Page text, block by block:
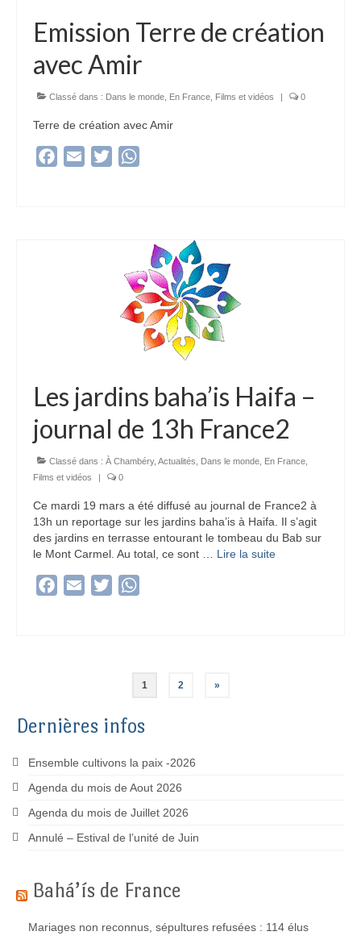
Emission Terre de création
avec Amir
Classé dans : Dans le monde En France Films et vidéos | 0
Terre de création avec Amir
Facebook
Email Twitter
Les jardins baha’is Haifa –
journal de 13h France2
Classé dans : À Chambéry, Actualités Dans le monde En France
Films et vidéos
| 0
Ce mardi 19 mars a été diffusé au journal de France2 à
13h un reportage sur les jardins baha’is à Haifa. Il s’agit
des jardins en terrasse entourant le tombeau du Bab sur
le Mont Carmel. Au total, ce sont … Lire la suite­­
Facebook
Email Twitter
Pagination
des
1 2 »
Dernières infos
Ensemble cultivons la paix -2026
Agenda du mois de Aout 2026
Agenda du mois de Juillet 2026
Annulé – Estival de l’unité de Juin
Bahá’ís de France
Mariages non reconnus, sépultures refusées : 114 élus